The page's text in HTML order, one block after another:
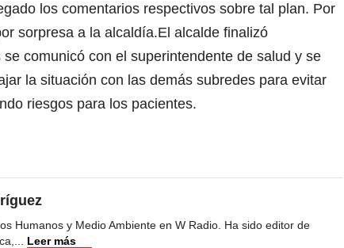
los comentarios respectivos sobre tal plan. Por
sorpresa a la alcaldía.El alcalde finalizó
comunicó con el superintendente de salud y se
la situación con las demás subredes para evitar
riesgos para los pacientes.
Humanos y Medio Ambiente en W Radio. Ha sido editor de
... Leer más